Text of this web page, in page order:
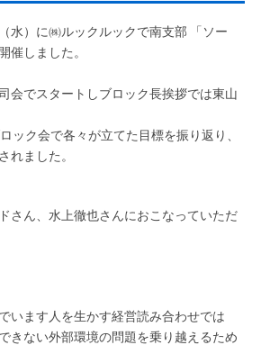
水）に㈱ルックルックで南支部 「ソー
催しました。
会でスタートしブロック長挨拶では東山
ック会で各々が立てた目標を振り返り、
れました。
さん、水上徹也さんにおこなっていただ
います人を生かす経営読み合わせでは
きない外部環境の問題を乗り越えるため